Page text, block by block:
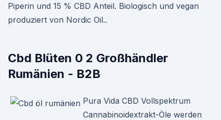
Piperin und 15 % CBD Anteil. Biologisch und vegan
produziert von Nordic Oil..
Cbd Blüten 0 2 Großhändler
Rumänien - B2B
Pura Vida CBD Vollspektrum
Cannabinoidextrakt-Öle werden